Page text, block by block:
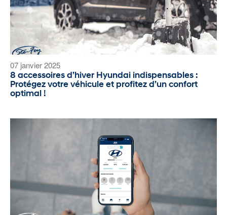
07 janvier 2025
8 accessoires d’hiver Hyundai indispensables :
Protégez votre véhicule et profitez d’un confort
optimal !